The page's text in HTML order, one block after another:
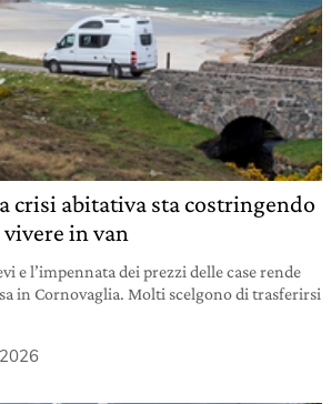
crisi abitativa sta costringendo
in van
e l’impennata dei prezzi delle case rende
in Cornovaglia. Molti scelgono di trasferirsi